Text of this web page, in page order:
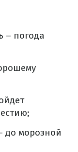
– погода
до морозной